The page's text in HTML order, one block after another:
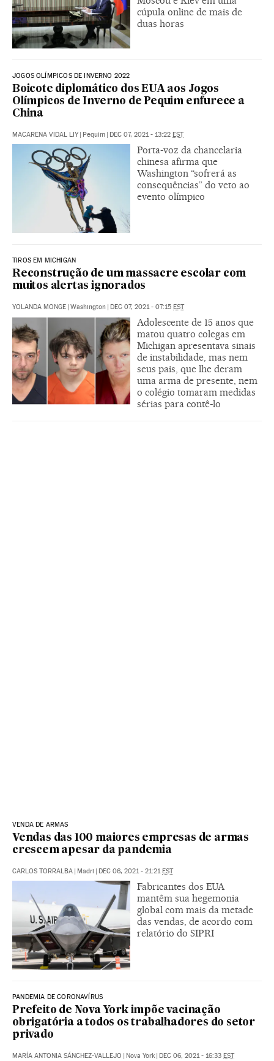
cúpula online de mais de
duas horas
JOGOS OLÍMPICOS DE INVERNO 2022
Boicote diplomático dos EUA aos Jogos
Olímpicos de Inverno de Pequim enfurece a
China
MACARENA VIDAL LIY | Pequim | DEC 07, 2021 - 13:22 EST
Porta-voz da chancelaria
chinesa afirma que
Washington “sofrerá as
consequências” do veto ao
evento olímpico
TIROS EM MICHIGAN
Reconstrução de um massacre escolar com
muitos alertas ignorados
YOLANDA MONGE | Washington | DEC 07, 2021 - 07:15 EST
Adolescente de 15 anos que
matou quatro colegas em
Michigan apresentava sinais
de instabilidade, mas nem
seus pais, que lhe deram
uma arma de presente, nem
o colégio tomaram medidas
sérias para contê-lo
VENDA DE ARMAS
Vendas das 100 maiores empresas de armas
crescem apesar da pandemia
CARLOS TORRALBA | Madri | DEC 06, 2021 - 21:21EST
Fabricantes dos EUA
mantêm sua hegemonia
global com mais da metade
das vendas, de acordo com
relatório do SIPRI
PANDEMIA DE CORONAVÍRUS
Prefeito de Nova York impõe vacinação
obrigatória a todos os trabalhadores do setor
privado
MARÍA ANTONIA SÁNCHEZ-VALLEJO | Nova York | DEC 06, 2021 - 16:33 EST